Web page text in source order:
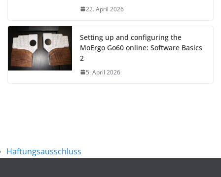
22. April 2026
Setting up and configuring the
MoErgo Go60 online: Software Basics
2
5. April 2026
Haftungsausschluss